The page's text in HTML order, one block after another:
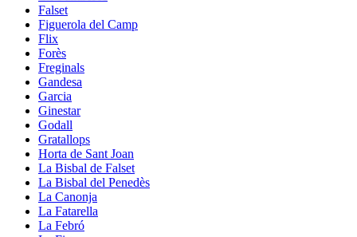
Falset
Figuerola del Camp
Flix
Forès
Freginals
Gandesa
Garcia
Ginestar
Godall
Gratallops
Horta de Sant Joan
La Bisbal de Falset
La Bisbal del Penedès
La Canonja
La Fatarella
La Febró